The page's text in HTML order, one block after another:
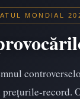
MONDIAL
record.